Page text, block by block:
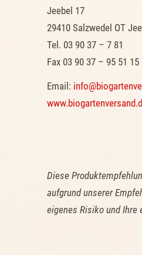
Jeebel 17
29410 Salzwedel OT
Tel. 03 90 37 – 7 81
Fax 03 90 37 – 95 51 15
Email:
Diese
aufgrund unserer
eigenes Risiko und Ihre